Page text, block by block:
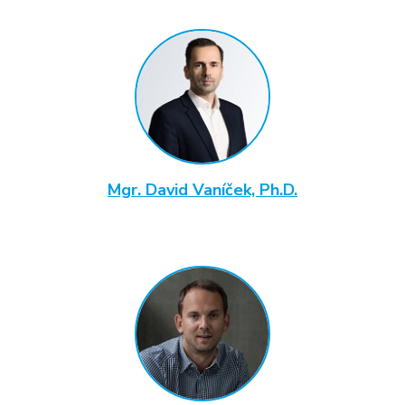
Mgr. David Vaníček, Ph.D.